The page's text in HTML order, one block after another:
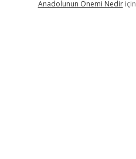
Anadolunun Onemi Nediriçin